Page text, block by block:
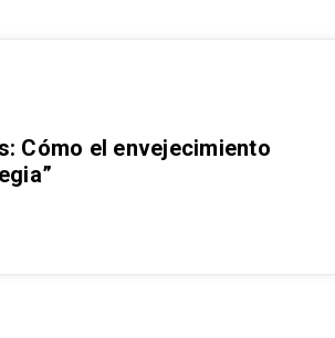
Cómo el envejecimiento